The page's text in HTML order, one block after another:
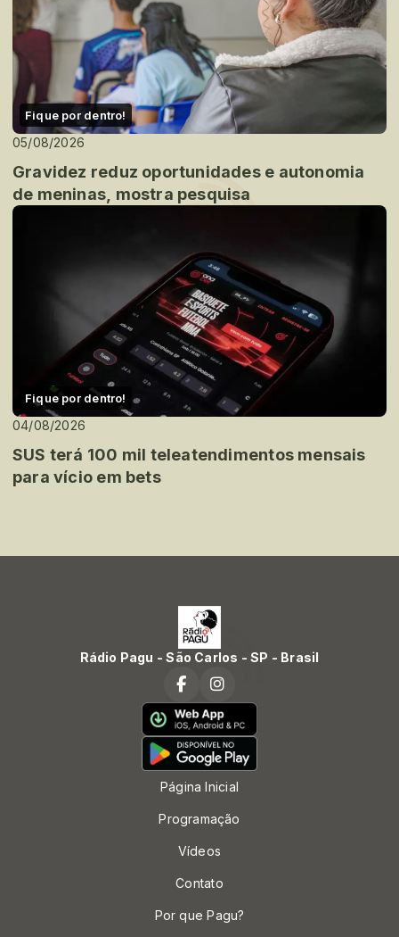
Fique por dentro!
05/08/2026
Gravidez reduz oportunidades e autonomia
de meninas, mostra pesquisa
Fique por dentro!
04/08/2026
SUS terá 100 mil teleatendimentos mensais
para vício em bets
Rádio Pagu - São Carlos - SP - Brasil
Página Inicial
Programação
Vídeos
Contato
Por que Pagu?